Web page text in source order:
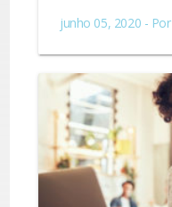
junho 05, 2020 - Por